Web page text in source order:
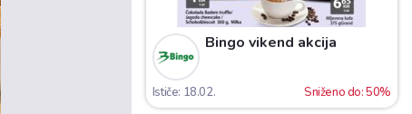
Bingo vikend akcija
Ističe: 18.02. Sniženo do: 50%